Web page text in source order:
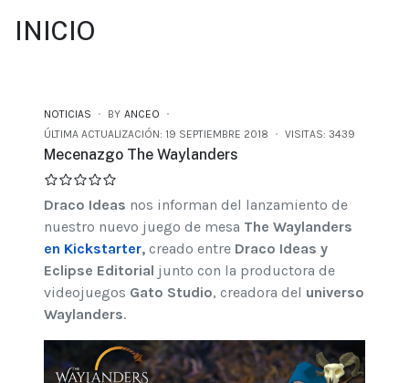
INICIO
NOTICIAS BY ANCEO
ÚLTIMA ACTUALIZACIÓN: 19 SEPTIEMBRE 2018
VISITAS: 3439
Mecenazgo The Waylanders
Draco Ideas nos informan del lanzamiento de
nuestro nuevo juego de mesa The Waylanders
en Kickstarter, creado entre Draco Ideas y
Eclipse Editorial junto con la productora de
videojuegos Gato Studio, creadora del universo
Waylanders.